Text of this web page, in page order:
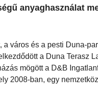
anyaghasználat
a város és a pesti Duna-
a Duna Terasz
mögött a D&B
2008-ban, egy